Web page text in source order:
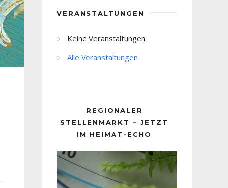
VERANSTALTUNGEN
Keine Veranstaltungen
Alle Veranstaltungen
REGIONALER
STELLENMARKT – JETZT
IM HEIMAT-ECHO
Player